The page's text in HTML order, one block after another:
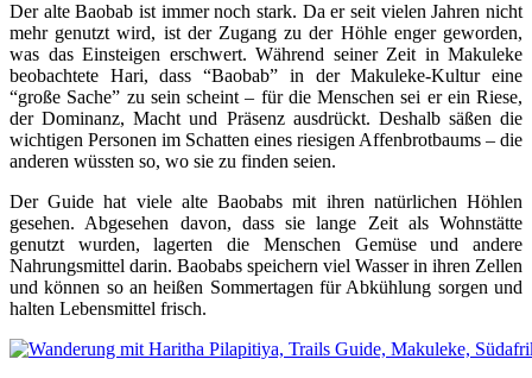
Der alte Baobab ist immer noch stark. Da er seit vielen Jahren nicht
mehr genutzt wird, ist der Zugang zu der Höhle enger geworden,
was das Einsteigen erschwert. Während seiner Zeit in Makuleke
beobachtete Hari, dass “Baobab” in der Makuleke-Kultur eine
“große Sache” zu sein scheint – für die Menschen sei er ein Riese,
der Dominanz, Macht und Präsenz ausdrückt. Deshalb säßen die
wichtigen Personen im Schatten eines riesigen Affenbrotbaums – die
anderen wüssten so, wo sie zu finden seien.
Der Guide hat viele alte Baobabs mit ihren natürlichen Höhlen
gesehen. Abgesehen davon, dass sie lange Zeit als Wohnstätte
genutzt wurden, lagerten die Menschen Gemüse und andere
Nahrungsmittel darin. Baobabs speichern viel Wasser in ihren Zellen
und können so an heißen Sommertagen für Abkühlung sorgen und
halten Lebensmittel frisch.